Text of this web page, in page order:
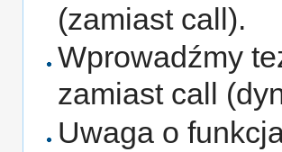
(zamiast call).
Wprowadźmy
zamiast call
Uwaga o